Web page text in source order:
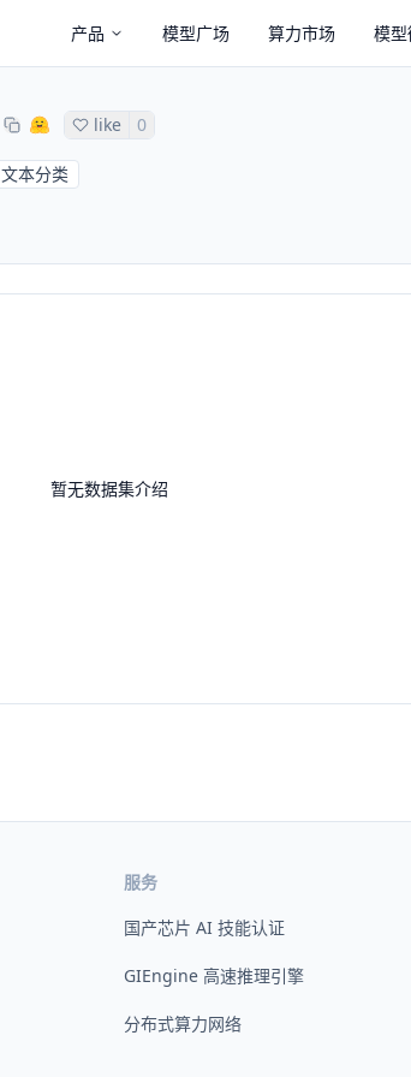
产品 模型广场 算力市场 模型
like 0
文本分类
暂无数据集介绍
服务
国产芯片 AI 技能认证
GIEngine 高速推理引擎
分布式算力网络